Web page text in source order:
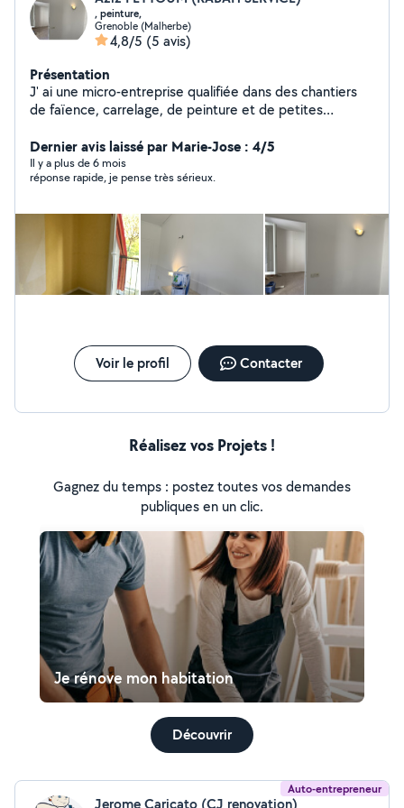
, peinture,
Grenoble (Malherbe)
4,8/5 (5 avis)
Présentation
J' ai une micro-entreprise qualifiée dans des chantiers
de faïence, carrelage, de peinture et de petites
Notre travail est très propre. j'ai déjà mon KBIS et mon
inscription à l'URSSAF. Je peux me rendre disponible,
assez rapidement.
Dernier avis laissé par Marie-Jose : 4/5
Il y a plus de 6 mois
réponse rapide, je pense très sérieux.
Voir le profil Contacter
Réalisez vos Projets !
Gagnez du temps : postez toutes vos demandes
publiques en un clic.
Je rénove mon habitation
Découvrir
Auto-entrepreneur
Jerome Caricato (CJ renovation)